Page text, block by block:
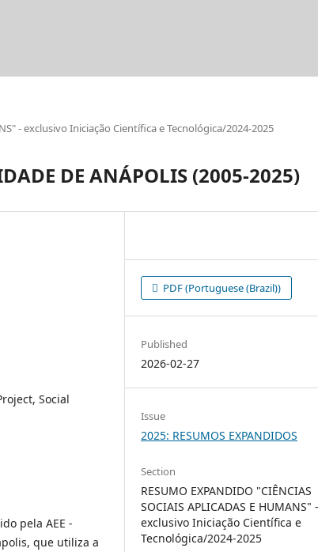
- exclusivo Iniciação Científica e Tecnológica/2024-2025
DE ANÁPOLIS (2005-2025)
Social
pela AEE -
que utiliza a
PDF (Portuguese (Brazil))
Published
2026-02-27
Issue
2025: RESUMOS EXPANDIDOS
Section
RESUMO EXPANDIDO "CIÊNCIAS
SOCIAIS APLICADAS E HUMANS" -
exclusivo Iniciação Científica e
Tecnológica/2024-2025